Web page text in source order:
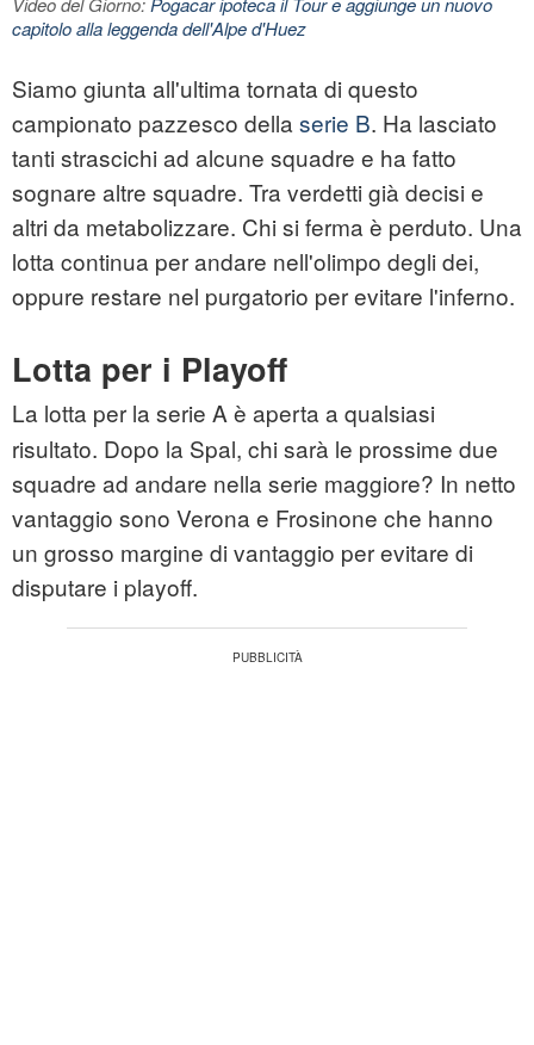
capitolo alla leggenda dell'Alpe d'Huez
Siamo giunta all'ultima tornata di questo
campionato pazzesco della serie B. Ha lasciato
tanti strascichi ad alcune squadre e ha fatto
sognare altre squadre. Tra verdetti già decisi e
altri da metabolizzare. Chi si ferma è perduto. Una
lotta continua per andare nell'olimpo degli dei,
oppure restare nel purgatorio per evitare l'inferno.
Lotta per i Playoff
La lotta per la serie A è aperta a qualsiasi
risultato. Dopo la Spal, chi sarà le prossime due
squadre ad andare nella serie maggiore? In netto
vantaggio sono Verona e Frosinone che hanno
un grosso margine di vantaggio per evitare di
disputare i playoff.